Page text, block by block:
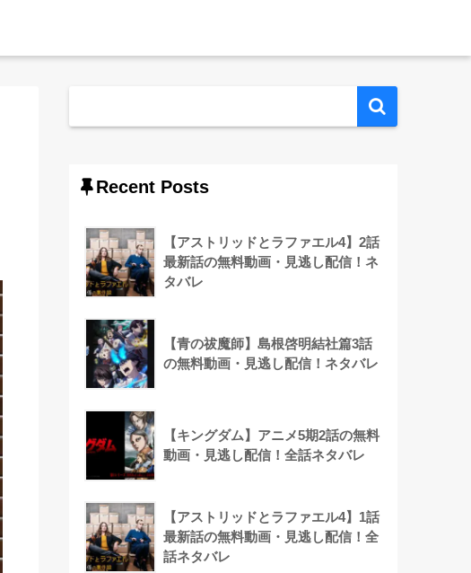
Recent Posts
【アストリッドとラファエル4】2話
最新話の無料動画・見逃し配信！ネ
タバレ
【青の祓魔師】島根啓明結社篇3話
の無料動画・見逃し配信！ネタバレ
【キングダム】アニメ5期2話の無料
動画・見逃し配信！全話ネタバレ
【アストリッドとラファエル4】1話
最新話の無料動画・見逃し配信！全
話ネタバレ